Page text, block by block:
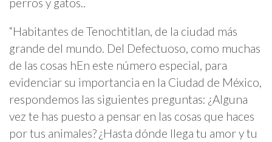
“Habitantes de Tenochtitlan, de la ciudad más
grande del mundo. Del Defectuoso, como muchas
de las cosas hEn este número especial, para
evidenciar su importancia en la Ciudad de México,
respondemos las siguientes preguntas: ¿Alguna
vez te has puesto a pensar en las cosas que haces
por tus animales? ¿Hasta dónde llega tu amor y tu